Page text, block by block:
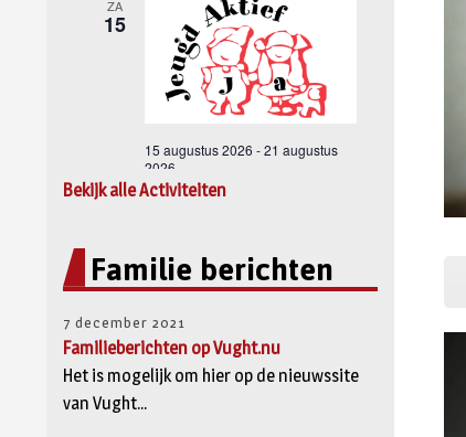
Bekijk alle Activiteiten
Familie berichten
7 december 2021
Familieberichten op Vught.nu
Het is mogelijk om hier op de nieuwssite
van Vught...